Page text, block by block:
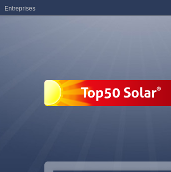
Entreprises